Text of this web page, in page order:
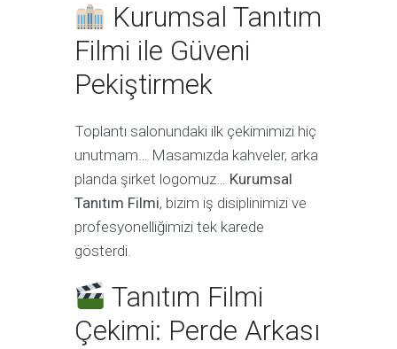
Kurumsal Tanıtım
Filmi ile Güveni
Pekiştirmek
Toplantı salonundaki ilk çekimimizi hiç
unutmam… Masamızda kahveler, arka
planda şirket logomuz… Kurumsal
Tanıtım Filmi, bizim iş disiplinimizi ve
profesyonelliğimizi tek karede
gösterdi.
Tanıtım Filmi
Çekimi: Perde Arkası